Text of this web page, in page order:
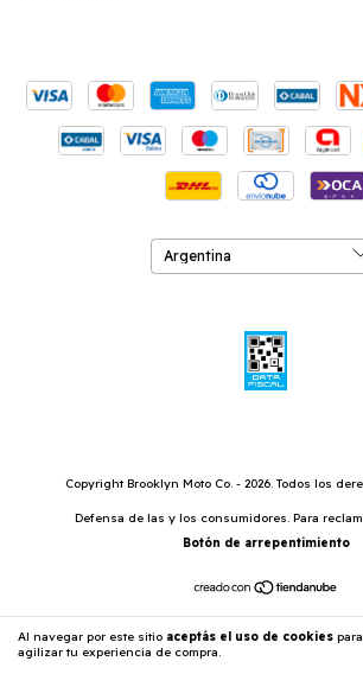
Al navegar por este sitio aceptás el uso de cookies para
agilizar tu experiencia de compra.
Copyright Brooklyn Moto Co. - 2026. Todos los
Defensa de las y los consumidores. Para
Botón de arrepentimiento